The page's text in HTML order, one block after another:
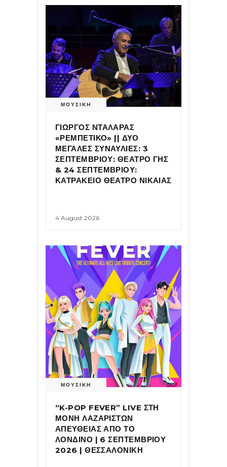
ΜΟΥΣΙΚΗ
ΓΙΩΡΓΟΣ ΝΤΑΛΑΡΑΣ
«ΡΕΜΠΕΤΙΚΟ» || ΔΥΟ
ΜΕΓΑΛΕΣ ΣΥΝΑΥΛΙΕΣ: 3
ΣΕΠΤΕΜΒΡΙΟΥ: ΘΕΑΤΡΟ ΓΗΣ
& 24 ΣΕΠΤΕΜΒΡΙΟΥ:
ΚΑΤΡΑΚΕΙΟ ΘΕΑΤΡΟ ΝΙΚΑΙΑΣ
4 August 2026
ΜΟΥΣΙΚΗ
“K-POP FEVER” LIVE ΣΤΗ
ΜΟΝΗ ΛΑΖΑΡΙΣΤΩΝ
ΑΠΕΥΘΕΙΑΣ ΑΠΟ ΤΟ
ΛΟΝΔΙΝΟ | 6 ΣΕΠΤΕΜΒΡΙΟΥ
2026 | ΘΕΣΣΑΛΟΝΙΚΗ